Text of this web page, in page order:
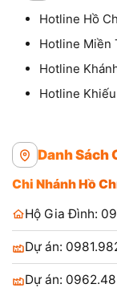
Hotline Hồ
Hotline Miền
Hotline
Hotline
Danh Sách
Chi Nhánh Hồ
Hộ Gia Đình:
Dự án:
Dự án: